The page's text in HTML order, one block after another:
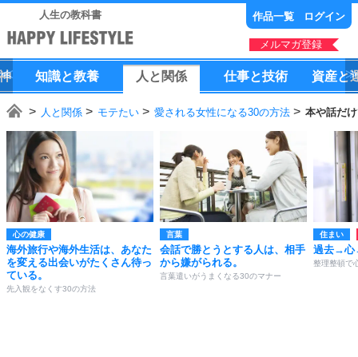
人生の教科書 作品一覧 ログイン
メルマガ登録
知識と教養 人 と 関係 仕事と技術 資産と
人と関係 モテたい 愛される女性になる30の方法 本や話だ
心の健康
海外旅行や海外生活は、あなた
を変える出会いがたくさん待っ
ている。
先入観をなくす30の方法
言葉
会話で勝とうとする人は、相手
から嫌がられる。
言葉遣いがうまくなる30のマナー
住まい
過去→心
整理整頓で